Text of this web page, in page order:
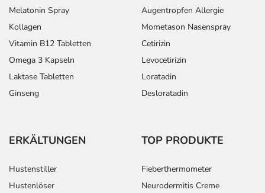
Melatonin Spray
Kollagen
Vitamin B12 Tabletten
Omega 3 Kapseln
Laktase Tabletten
Ginseng
Augentropfen Allergie
Mometason Nasenspray
Cetirizin
Levocetirizin
Loratadin
Desloratadin
ERKÄLTUNGEN
Hustenstiller
Hustenlöser
TOP PRODUKTE
Fieberthermometer
Neurodermitis Creme